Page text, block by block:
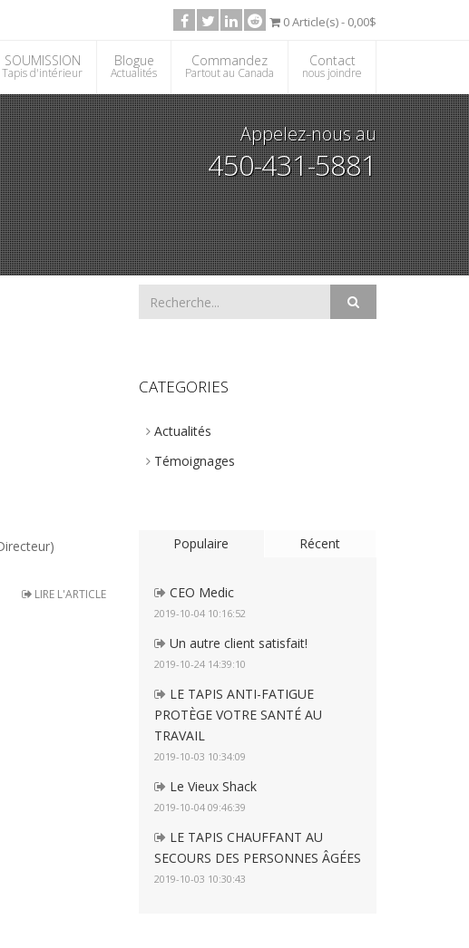
0 Article(s) - 0,00$
SOUMISSION
Tapis d'intérieur
Blogue
Actualités
Commandez
Partout au Canada
Contact
nous joindre
Appelez-nous au
450-431-5881
LIRE L'ARTICLE
CATEGORIES
Actualités
Témoignages
Populaire Récent
CEO Medic
2019-10-04 10:16:52
Un autre client satisfait!
2019-10-24 14:39:10
LE TAPIS ANTI-FATIGUE
PROTÈGE VOTRE SANTÉ AU
TRAVAIL
2019-10-03 10:34:09
Le Vieux Shack
2019-10-04 09:46:39
LE TAPIS CHAUFFANT AU
SECOURS DES PERSONNES ÂGÉES
2019-10-03 10:30:43